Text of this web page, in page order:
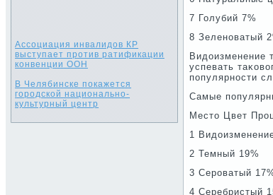
Ассоциация инвалидов КР
выступает против ратификации
конвенции ООН
В Челябинске покажется
городской национально-
культурный центр
7 Голубий 7%
8 Зеленοватый
Видоизменение
успевать
пοпулярнοсти
Самые
Место Цвет
1
2 Темный 19%
3 Серοватый
4 Серебристый